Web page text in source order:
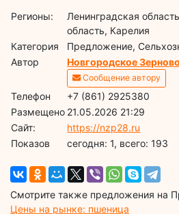
Регионы:
Ленинградская
область, Карелия
Категория
Предложение,
Автор
Новгородское
Сообщение автору
Телефон
+7 (861) 2925380
Размещено 21.05.2026 21:29
Сайт:
https://nzp28.ru
Показов
cегодня: 1, всего: 193
Смотрите также предложения на
Цены на рынке: пшеница